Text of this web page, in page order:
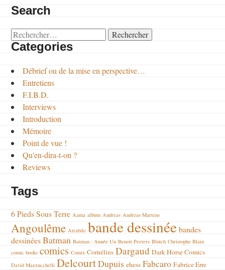
Search
Rechercher :
Categories
Débrief ou de la mise en perspective…
Entretiens
F.I.B.D.
Interviews
Introduction
Mémoire
Point de vue !
Qu'en-dira-t-on ?
Reviews
Tags
6 Pieds Sous Terre Aama album Andreas Andreas Martens
Angoulême Atrabile bande dessinéebandes
dessinéesBatman Batman : Année Un Benoit Peeters Blutch Christophe Blain
comic books comics Comix Cornélius Dargaud Dark Horse Comics
David Mazzucchelli DelcourtDupuis ehess Fabcaro Fabrice Erre